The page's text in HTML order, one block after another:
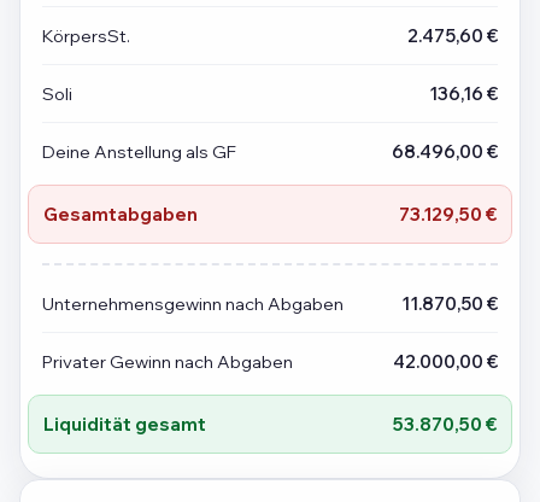
KörpersSt. 2.475,60 €
Soli 136,16 €
Deine Anstellung als GF 68.496,00 €
Gesamtabgaben 73.129,50 €
Unternehmensgewinn nach Abgaben 11.870,50 €
Privater Gewinn nach Abgaben 42.000,00 €
Liquidität gesamt 53.870,50 €